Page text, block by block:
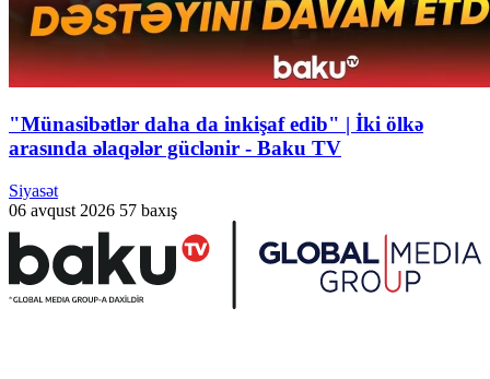
"Münasibətlər daha da inkişaf edib" | İki ölkə
arasında əlaqələr güclənir - Baku TV
Siyasət
06 avqust 2026 57 baxış